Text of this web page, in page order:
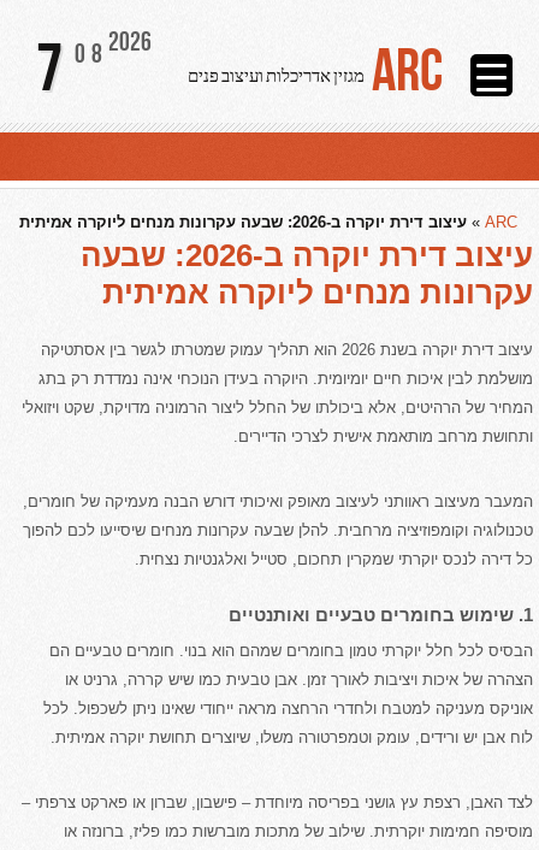
7 082026 ARC מגזין אדריכלות ועיצוב פנים
ARC
» עיצוב דירת יוקרה ב-2026: שבעה עקרונות מנחים ליוקרה אמיתית
עיצוב דירת יוקרה ב-2026: שבעה
עקרונות מנחים ליוקרה אמיתית
עיצוב דירת יוקרה בשנת 2026 הוא תהליך עמוק שמטרתו לגשר בין אסתטיקה
מושלמת לבין איכות חיים יומיומית. היוקרה בעידן הנוכחי אינה נמדדת רק בתג
המחיר של הרהיטים, אלא ביכולתו של החלל ליצור הרמוניה מדויקת, שקט ויזואלי
ותחושת מרחב מותאמת אישית לצרכי הדיירים.
המעבר מעיצוב ראוותני לעיצוב מאופק ואיכותי דורש הבנה מעמיקה של חומרים,
טכנולוגיה וקומפוזיציה מרחבית. להלן שבעה עקרונות מנחים שיסייעו לכם להפוך
כל דירה לנכס יוקרתי שמקרין תחכום, סטייל ואלגנטיות נצחית.
1. שימוש בחומרים טבעיים ואותנטיים
הבסיס לכל חלל יוקרתי טמון בחומרים שמהם הוא בנוי. חומרים טבעיים הם
הצהרה של איכות ויציבות לאורך זמן. אבן טבעית כמו שיש קררה, גרניט או
אוניקס מעניקה למטבח ולחדרי הרחצה מראה ייחודי שאינו ניתן לשכפול. לכל
לוח אבן יש ורידים, עומק וטמפרטורה משלו, שיוצרים תחושת יוקרה אמיתית.
לצד האבן, רצפת עץ גושני בפריסה מיוחדת – פישבון, שברון או פארקט צרפתי –
מוסיפה חמימות יוקרתית. שילוב של מתכות מוברשות כמו פליז, ברונזה או